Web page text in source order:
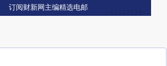
订阅财新网主编精选电邮